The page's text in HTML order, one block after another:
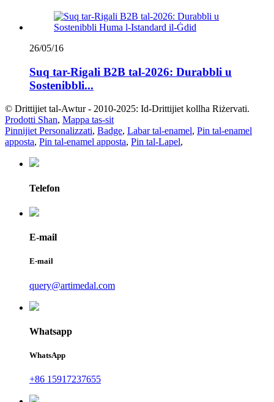
26/05/16
Suq tar-Rigali B2B tal-2026: Durabbli u
Sostenibbli...
© Drittijiet tal-Awtur - 2010-2025: Id-Drittijiet kollha Riżervati.
Prodotti Sħan, Mappa tas-sit
Pinnijiet Personalizzati, Badge, Labar tal-enamel, Pin tal-enamel
apposta, Pin tal-enamel apposta, Pin tal-Lapel,
Telefon
E-mail
E-mail
query@artimedal.com
Whatsapp
WhatsApp
+86 15917237655